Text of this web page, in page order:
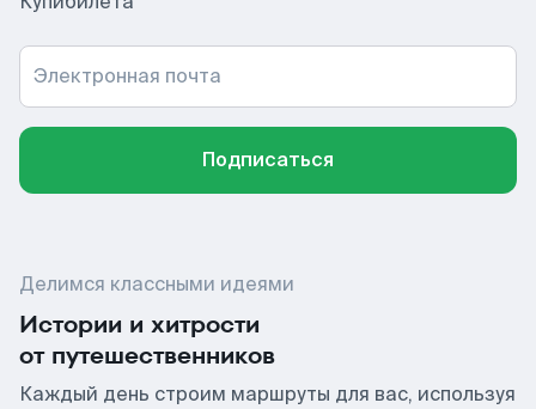
Электронная почта
Подписаться
Делимся классными идеями
Истории и хитрости
от путешественников
Каждый день строим маршруты для вас, используя